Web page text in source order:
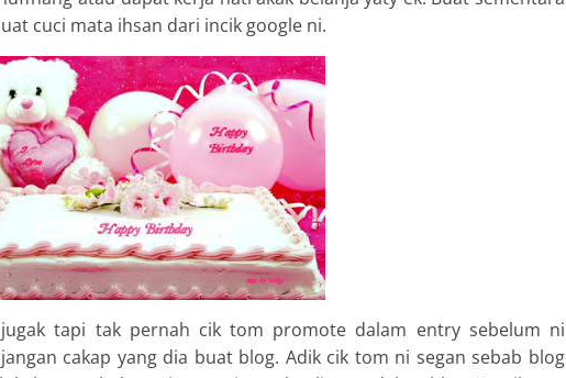
cuci mata ihsan dari incik google ni.
tapi tak pernah cik tom promote dalam entry sebelum ni
cakap yang dia buat blog. Adik cik tom ni segan sebab blog